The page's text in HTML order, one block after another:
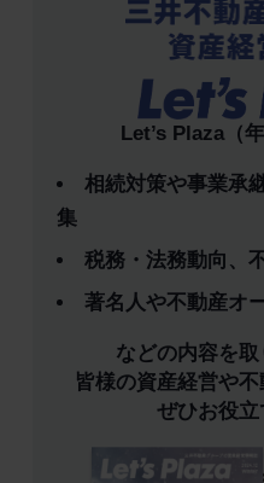
Let’s Plaza（
相続対策や事業承
集
税務・法務動向、
著名人や不動産オ
などの内容を取
皆様の資産経営や不
ぜひお役立